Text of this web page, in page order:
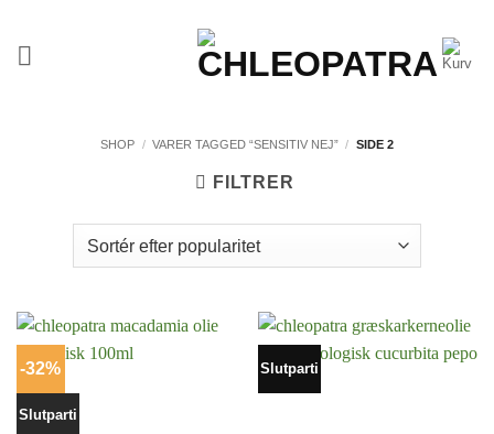
indhold
SHOP / VARER TAGGED “SENSITIV NEJ” / SIDE 2
FILTRER
-32%
Slutparti
Slutparti